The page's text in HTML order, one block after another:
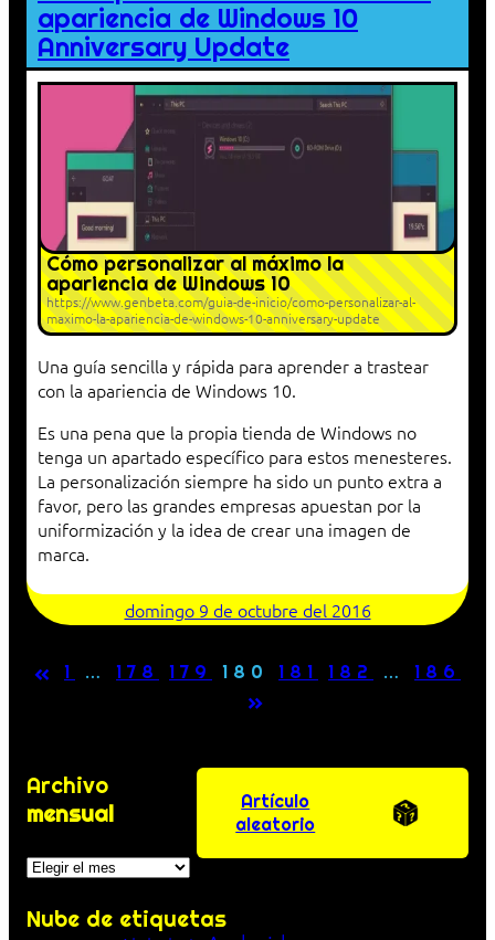
apariencia de Windows 10
Anniversary Update
Cómo personalizar al máximo la
apariencia de Windows 10
https://www.genbeta.com/guia-de-inicio/como-personalizar-al-
maximo-la-apariencia-de-windows-10-anniversary-update
Una guía sencilla y rápida para aprender a trastear
con la apariencia de Windows 10.
Es una pena que la propia tienda de Windows no
tenga un apartado específico para estos menesteres.
La personalización siempre ha sido un punto extra a
favor, pero las grandes empresas apuestan por la
uniformización y la idea de crear una imagen de
marca.
domingo 9 de octubre del 2016
« 1 … 178 179 180 181 182 … 186
»
Archivo
mensual
Archivos
Artículo
aleatorio
Nube de etiquetas